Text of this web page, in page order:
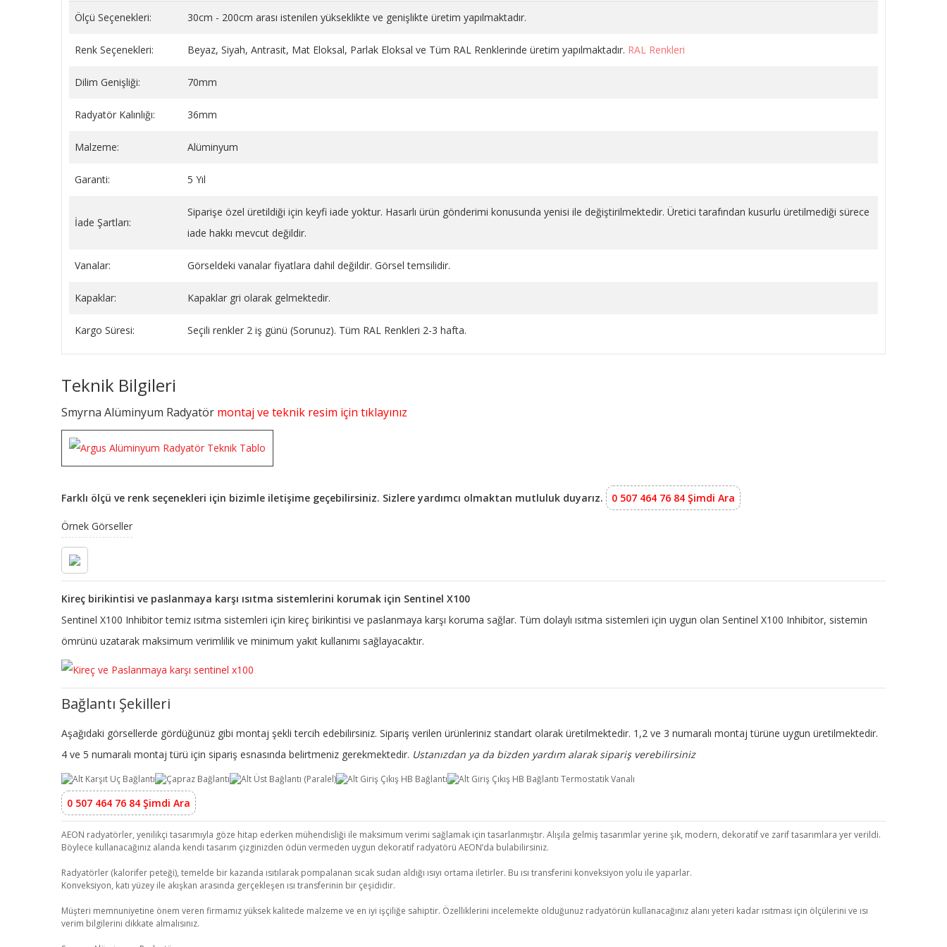
GİZLEME 9 CM
149,34 TL
Ölçü Seçenekleri: 30cm - 200cm arası istenilen yükseklikte ve genişlikte üretim yapılmaktadır.
Renk Seçenekleri: Beyaz, Siyah, Antrasit, Mat Eloksal, Parlak Eloksal ve Tüm RAL Renklerinde üretim yapılmaktadır. RAL Renkleri
Dilim Genişliği: 70mm
Radyatör Kalınlığı: 36mm
Malzeme: Alüminyum
Garanti: 5 Yıl
İade Şartları:
Siparişe özel üretildiği için keyfi iade yoktur. Hasarlı ürün gönderimi konusunda yenisi ile değiştirilmektedir. Üretici tarafından kusurlu üretilmediği sürece
iade hakkı mevcut değildir.
Vanalar: Görseldeki vanalar fiyatlara dahil değildir. Görsel temsilidir.
Kapaklar: Kapaklar gri olarak gelmektedir.
Kargo Süresi: Seçili renkler 2 iş günü (Sorunuz). Tüm RAL Renkleri 2-3 hafta.
Teknik Bilgileri
Smyrna Alüminyum Radyatör montaj ve teknik resim için tıklayınız
Farklı ölçü ve renk seçenekleri için bizimle iletişime geçebilirsiniz. Sizlere yardımcı olmaktan mutluluk duyarız. 0 507 464 76 84 Şimdi Ara
Örnek Görseller
Kireç birikintisi ve paslanmaya karşı ısıtma sistemlerini korumak için Sentinel X100
Sentinel X100 Inhibitor temiz ısıtma sistemleri için kireç birikintisi ve paslanmaya karşı koruma sağlar. Tüm dolaylı ısıtma sistemleri için uygun olan Sentinel X100 Inhibitor, sistemin
ömrünü uzatarak maksimum verimlilik ve minimum yakıt kullanımı sağlayacaktır.
Bağlantı Şekilleri
Aşağıdaki görsellerde gördüğünüz gibi montaj şekli tercih edebilirsiniz. Sipariş verilen ürünleriniz standart olarak üretilmektedir. 1,2 ve 3 numaralı montaj türüne uygun üretilmektedir.
4 ve 5 numaralı montaj türü için sipariş esnasında belirtmeniz gerekmektedir. Ustanızdan ya da bizden yardım alarak sipariş verebilirsiniz
0 507 464 76 84 Şimdi Ara
AEON radyatörler, yenilikçi tasarımıyla göze hitap ederken mühendisliği ile maksimum verimi sağlamak için tasarlanmıştır. Alışıla gelmiş tasarımlar yerine şık, modern, dekoratif ve zarif tasarımlara yer verildi.
Böylece kullanacağınız alanda kendi tasarım çizginizden ödün vermeden uygun dekoratif radyatörü AEON’da bulabilirsiniz.
Radyatörler (kalorifer peteği), temelde bir kazanda ısıtılarak pompalanan sıcak sudan aldığı ısıyı ortama iletirler. Bu ısı transferini konveksiyon yolu ile yaparlar.
Konveksiyon, katı yüzey ile akışkan arasında gerçekleşen ısı transferinin bir çeşididir.
Müşteri memnuniyetine önem veren firmamız yüksek kalitede malzeme ve en iyi işçiliğe sahiptir. Özelliklerini incelemekte olduğunuz radyatörün kullanacağınız alanı yeteri kadar ısıtması için ölçülerini ve ısı
verim bilgilerini dikkate almalısınız.